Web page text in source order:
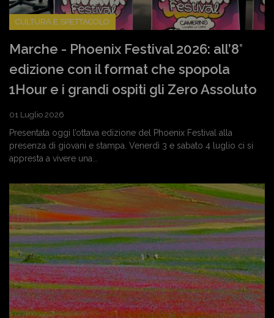
CULTURA E SPETTACOLO
Marche - Phoenix Festival 2026: all’8°
edizione con il format che spopola
1Hour e i grandi ospiti gli Zero Assoluto
01 Luglio 2026
Presentata oggi l’ottava edizione del Phoenix Festival alla
presenza di giovani e stampa. Venerdì 3 e sabato 4 luglio ci si
appresta a vivere una...